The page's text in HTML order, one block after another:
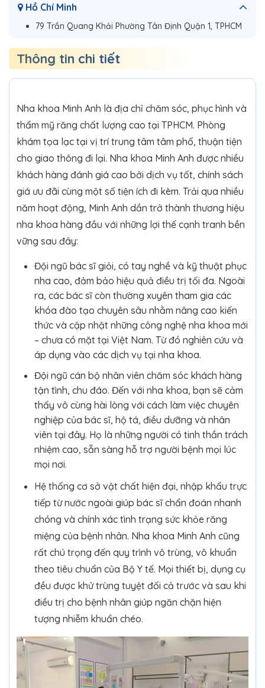
Hồ Chí Minh
79 Trần Quang Khải Phường Tân Định Quận 1, TPHCM
Thông tin chi tiết
Nha khoa Minh Anh là địa chỉ chăm sóc, phục hình và
thẩm mỹ răng chất lượng cao tại TPHCM. Phòng
khám tọa lạc tại vị trí trung tâm tâm phố, thuận tiện
cho giao thông đi lại. Nha khoa Minh Anh được nhiều
khách hàng đánh giá cao bởi dịch vụ tốt, chính sách
giá ưu đãi cùng một số tiện ích đi kèm. Trải qua nhiều
năm hoạt động, Minh Anh dần trở thành thương hiệu
nha khoa hàng đầu với những lợi thế cạnh tranh bền
vững sau đây:
Đội ngũ bác sĩ giỏi, có tay nghề và kỹ thuật phục
nha cao, đảm bảo hiệu quả điều trị tối đa. Ngoài
ra, các bác sĩ còn thường xuyên tham gia các
khóa đào tạo chuyên sâu nhằm nâng cao kiến
thức và cập nhật những công nghệ nha khoa mới
– chưa có mặt tại Việt Nam. Từ đó nghiên cứu và
áp dụng vào các dịch vụ tại nha khoa.
Đội ngũ cán bộ nhân viên chăm sóc khách hàng
tận tình, chu đáo. Đến với nha khoa, bạn sẽ cảm
thấy vô cùng hài lòng với cách làm việc chuyên
nghiệp của bác sĩ, hộ tá, điều dưỡng và nhân
viên tại đây. Họ là những người có tinh thần trách
nhiệm cao, sẵn sàng hỗ trợ người bệnh mọi lúc
mọi nơi.
Hệ thống cơ sở vật chất hiện đại, nhập khẩu trực
tiếp từ nước ngoài giúp bác sĩ chẩn đoán nhanh
chóng và chính xác tình trạng sức khỏe răng
miệng của bệnh nhân. Nha khoa Minh Anh cũng
rất chú trọng đến quy trình vô trùng, vô khuẩn
theo tiêu chuẩn của Bộ Y tế. Mọi thiết bị, dụng cụ
đều được khử trùng tuyệt đối cả trước và sau khi
điều trị cho bệnh nhân giúp ngăn chặn hiện
tượng nhiễm khuẩn chéo.